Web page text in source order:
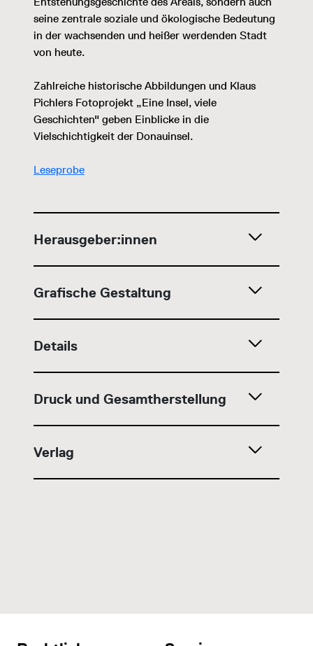
seine zentrale soziale und ökologische Bedeutung
in der wachsenden und heißer werdenden Stadt
von heute.
Zahlreiche historische Abbildungen und Klaus
Pichlers Fotoprojekt „Eine Insel, viele
Geschichten" geben Einblicke in die
Vielschichtigkeit der Donauinsel.
Leseprobe
Herausgeber:innen
Grafische Gestaltung
Details
Druck und Gesamtherstellung
Verlag